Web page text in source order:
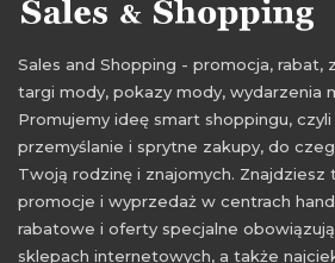
Sales and Shopping - promocja, rabat,
targi mody, pokazy mody, wydarzenia
Promujemy ideę smart shoppingu,
przemyślanie i sprytne zakupy, do
Twoją rodzinę i znajomych. Znajdziesz
promocje i wyprzedaż w centrach
rabatowe i oferty specjalne
sklepach internetowych, a także